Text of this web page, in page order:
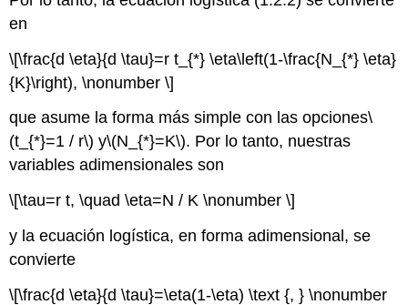
en
\[\frac{d \eta}{d \tau}=r t_{*} \eta\left(1-\frac{N_{*} \eta}
{K}\right), \nonumber \]
que asume la forma más simple con las opciones\
(t_{*}=1 / r\) y\(N_{*}=K\). Por lo tanto, nuestras
variables adimensionales son
\[\tau=r t, \quad \eta=N / K \nonumber \]
y la ecuación logística, en forma adimensional, se
convierte
\[\frac{d \eta}{d \tau}=\eta(1-\eta) \text {, } \nonumber